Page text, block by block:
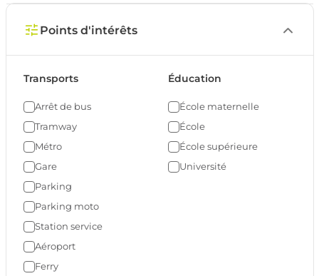
Points d'intérêts
Transports
Arrêt de bus
Tramway
Métro
Gare
Parking
Parking moto
Station service
Aéroport
Ferry
Éducation
École maternelle
École
École supérieure
Université